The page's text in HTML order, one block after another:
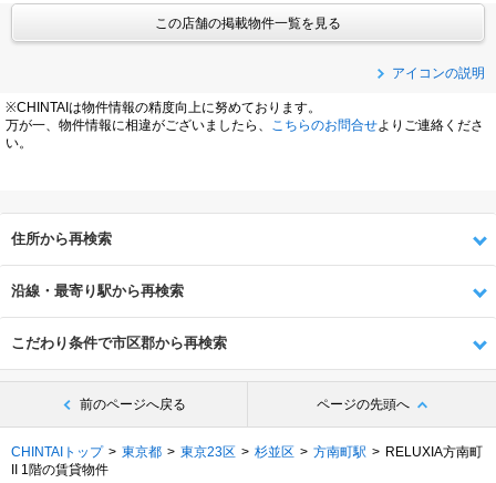
この店舗の掲載物件一覧を見る
アイコンの説明
※CHINTAIは物件情報の精度向上に努めております。
万が一、物件情報に相違がございましたら、
こちらのお問合せよりご連絡くださ
い。
住所から再検索
沿線・最寄り駅から再検索
こだわり条件で市区郡から再検索
前のページへ戻る ページの先頭へ
CHINTAIトップ 東京都 東京23区 杉並区 方南町駅
RELUXIA方南町
II 1階の賃貸物件